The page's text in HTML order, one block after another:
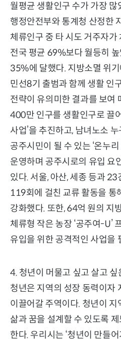
월평균 생활인구 수가 가장 많
행정안전부와 통계청 산정한
체류인구 중 타 시도 거주자
전국 평균 69%보다 월등히
35%에 달했다. 지방소멸 위
민선8기 출범과 함께 생활 인
전략이 유의미한 결과를 보여
400만 인구를 생활인구로 끌
사업’을 추진하고, 남녀노소
공주시민이 될 수 있는 ‘온누
운영하며 공주시로의 유입 요
있다. 서울, 아산, 세종 등과
119회에 걸친 교류 활동을 통
강화했다. 또한, 64억 원의 지
체류형 작은 농장 ‘공주여-U’
유입을 위한 공격적인 사업을
4. 청년이 머물고 싶고 살고 싶
청년은 지역의 성장 동력이자
이끌어갈 주역이다. 청년이 지
삶과 꿈을 설계할 수 있도록
한다. 우리시는 ‘청년이 만들